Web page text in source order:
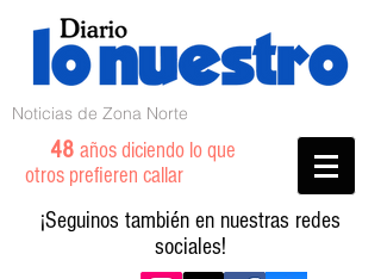
Noticias de Zona Norte
48 años diciendo lo que
otros prefieren callar
¡Seguinos también en nuestras redes
sociales!